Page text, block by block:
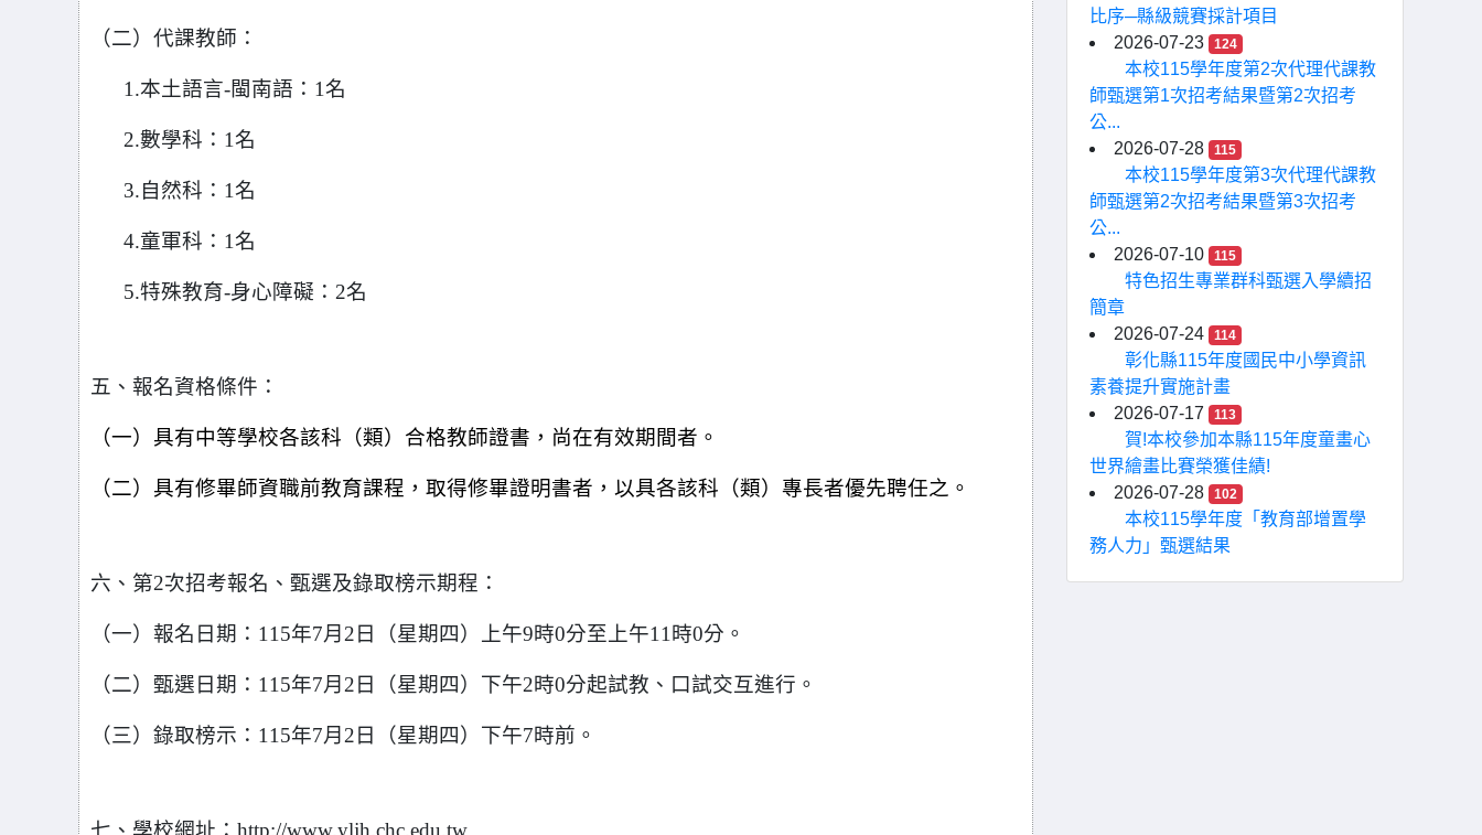
（二）代課教師：
1.本土語言-閩南語：1名
2.數學科：1名
3.自然科：1名
4.童軍科：1名
5.特殊教育-身心障礙：2名
五、報名資格條件：
（一）具有中等學校各該科（類）合格教師證書，尚在有效期間者。
（二）具有修畢師資職前教育課程，取得修畢證明書者，以具各該科（類）專長者優先聘任之。
六、第2次招考報名、甄選及錄取榜示期程：
（一）報名日期：115年7月2日（星期四）上午9時0分至上午11時0分。
（二）甄選日期：115年7月2日（星期四）下午2時0分起試教、口試交互進行。
（三）錄取榜示：115年7月2日（星期四）下午7時前。
七、學校網址：http://www.yljh.chc.edu.tw
比序─縣級競賽採計項目
2026-07-23
124
本校115學年度第2次代理代課教
師甄選第1次招考結果暨第2次招考
公...
2026-07-28
115
本校115學年度第3次代理代課教
師甄選第2次招考結果暨第3次招考
公...
2026-07-10
115
特色招生專業群科甄選入學續招
簡章
2026-07-24
114
彰化縣115年度國民中小學資訊
素養提升實施計畫
2026-07-17
113
賀!本校參加本縣115年度童畫心
世界繪畫比賽榮獲佳績!
2026-07-28
102
本校115學年度「教育部增置學
務人力」甄選結果